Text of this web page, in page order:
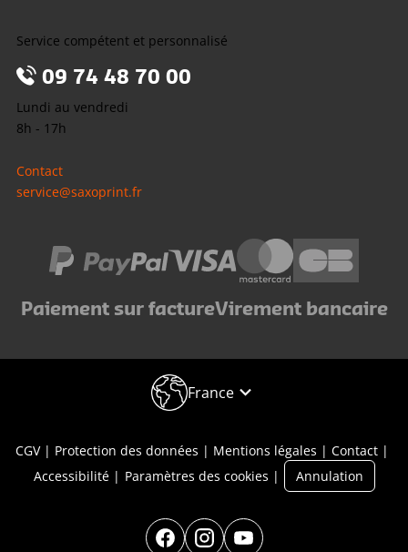
Service compétent et personnalisé
09 74 48 70 00
Lundi au vendredi
8h - 17h
Contact
service@saxoprint.fr
Paiement sur factureVirement bancaire
France
CGV Protection des données Mentions légales
Contact
Accessibilité
Paramètres des cookies Annulation